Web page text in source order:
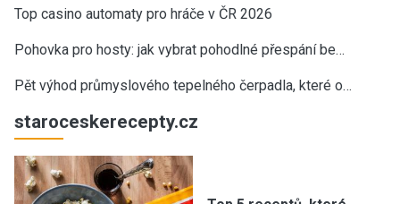
Top casino automaty pro hráče v ČR 2026
Pohovka pro hosty: jak vybrat pohodlné přespání be…
Pět výhod průmyslového tepelného čerpadla, které o…
staroceskerecepty.cz